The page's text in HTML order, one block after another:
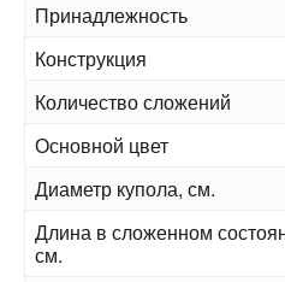
Принадлежность
Конструкция
Количество сложений
Основной цвет
Диаметр купола, см.
Длина в сложенном
см.